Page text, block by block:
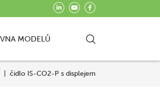
MODELŮ
čidlo IS-CO2-P s displejem